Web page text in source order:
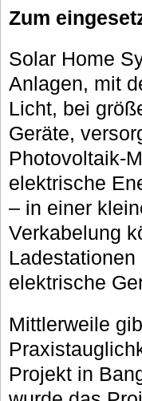
Zum
Solar Home
Anlagen, mit
Licht, bei
Geräte,
Photovoltaik-
elektrische
– in einer
Verkabelung
elektrische
Mittlerweile
Projekt in